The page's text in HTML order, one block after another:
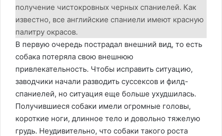
получение чистокровных черных спаниелей. Как
известно, все английские спаниели имеют красную
палитру окрасов.
В первую очередь пострадал внешний вид, то есть
собака потеряла свою внешнюю
привлекательность. Чтобы исправить ситуацию,
заводчики начали разводить суссексов и филд-
спаниелей, но ситуация еще больше ухудшилась.
Получившиеся собаки имели огромные головы,
короткие ноги, длинное тело и довольно тяжелую
грудь. Неудивительно, что собаки такого роста